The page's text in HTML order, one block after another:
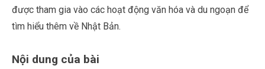
được tham gia vào các hoạt động văn hóa và du ngoạn để
tìm hiểu thêm về Nhật Bản.
Nội dung của bài